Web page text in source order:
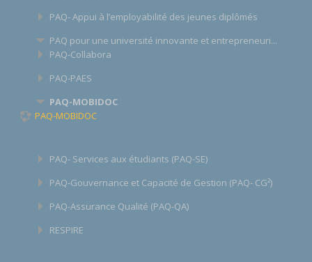
PAQ- Appui à l’employabilité des jeunes diplômés
PAQ pour une université innovante et entrepreneuri...
PAQ-Collabora
PAQ-PAES
PAQ-MOBIDOC
PAQ-MOBIDOC
PAQ- Services aux étudiants (PAQ-SE)
PAQ-Gouvernance et Capacité de Gestion (PAQ- CG²)
PAQ-Assurance Qualité (PAQ-QA)
RESPIRE